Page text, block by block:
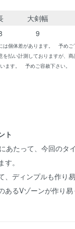
大剣幅
9
は個体差があります。 予めご
を払い計測しておりますが、
ます。 予めご容赦下さい。
ト
あたって、今回のタ
。
、ディンプルも作り
あるVゾーンが作り易